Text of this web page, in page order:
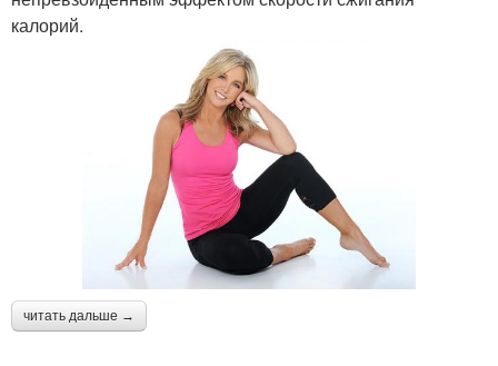
калорий.
читать дальше →